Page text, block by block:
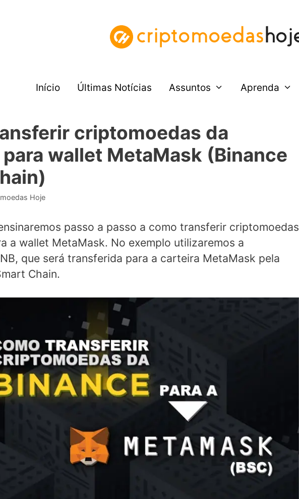
Início Últimas Notícias Assuntos Aprenda
criptomoedas da
wallet MetaMask (Binance
Hoje
passo a passo a como transferir criptomoedas
a wallet MetaMask. No exemplo utilizaremos a
que será transferida para a carteira MetaMask pela
Chain.